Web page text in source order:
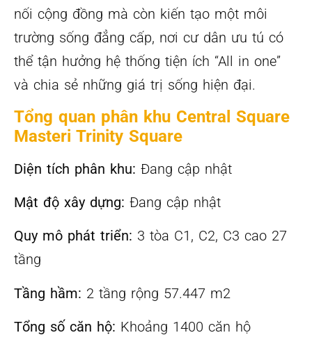
nối cộng đồng mà còn kiến tạo một môi
trường sống đẳng cấp, nơi cư dân ưu tú có
thể tận hưởng hệ thống tiện ích “All in one”
và chia sẻ những giá trị sống hiện đại.
Tổng quan phân khu Central Square
Masteri Trinity Square
Diện tích phân khu: Đang cập nhật
Mật độ xây dựng: Đang cập nhật
Quy mô phát triển: 3 tòa C1, C2, C3 cao 27
tầng
Tầng hầm: 2 tầng rộng 57.447 m2
Tổng số căn hộ: Khoảng 1400 căn hộ